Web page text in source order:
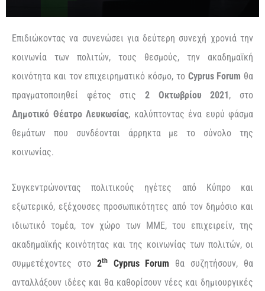
Επιδιώκοντας να συνενώσει για δεύτερη συνεχή χρονιά την
κοινωνία των πολιτών, τους θεσμούς, την ακαδημαϊκή
κοινότητα και τον επιχειρηματικό κόσμο, το Cyprus Forum θα
πραγματοποιηθεί φέτος στις 2 Οκτωβρίου 2021, στο
Δημοτικό Θέατρο Λευκωσίας, καλύπτοντας ένα ευρύ φάσμα
θεμάτων που συνδέονται άρρηκτα με το σύνολο της
κοινωνίας.
Συγκεντρώνοντας πολιτικούς ηγέτες από Κύπρο και
εξωτερικό, εξέχουσες προσωπικότητες από τον δημόσιο και
ιδιωτικό τομέα, τον χώρο των ΜΜΕ, του επιχειρείν, της
ακαδημαϊκής κοινότητας και της κοινωνίας των πολιτών, οι
συμμετέχοντες στο 2th Cyprus Forum θα συζητήσουν, θα
ανταλλάξουν ιδέες και θα καθορίσουν νέες και δημιουργικές